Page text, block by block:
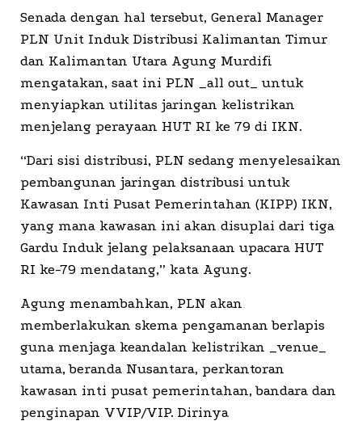
Senada dengan hal tersebut, General Manager
PLN Unit Induk Distribusi Kalimantan Timur
dan Kalimantan Utara Agung Murdifi
mengatakan, saat ini PLN _all out_ untuk
menyiapkan utilitas jaringan kelistrikan
menjelang perayaan HUT RI ke 79 di IKN.
“Dari sisi distribusi, PLN sedang menyelesaikan
pembangunan jaringan distribusi untuk
Kawasan Inti Pusat Pemerintahan (KIPP) IKN,
yang mana kawasan ini akan disuplai dari tiga
Gardu Induk jelang pelaksanaan upacara HUT
RI ke-79 mendatang,” kata Agung.
Agung menambahkan, PLN akan
memberlakukan skema pengamanan berlapis
guna menjaga keandalan kelistrikan _venue_
utama, beranda Nusantara, perkantoran
kawasan inti pusat pemerintahan, bandara dan
penginapan VVIP/VIP. Dirinya